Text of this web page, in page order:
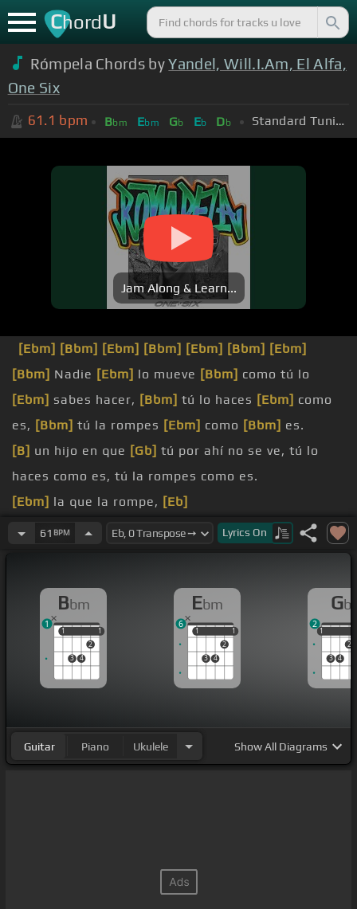
ChordU
Rómpela Chords byYandel, Will.I.Am, El Alfa,
One Six
61.1 bpm Bbm Ebm Gb Eb Db Standard Tuning (EADGBE)
Jam Along & Learn...
[Ebm] [Bbm] [Ebm] [Bbm] [Ebm] [Bbm] [Ebm]
[Bbm] Nadie [Ebm] lo mueve [Bbm] como tú lo
[Ebm] sabes hacer, [Bbm] tú lo haces [Ebm] como
es, [Bbm] tú la rompes [Ebm] como [Bbm] es.
[B] un hijo en que [Gb] tú por ahí no se ve, tú lo
haces como es, tú la rompes como es.
[Ebm] la que la rompe, [Eb]
la rompe, la rompe, la rompe, la[Bbm]rompe.
es lo que, llame a
en PR,[Db] RDE,
componerle[Ebm] de una vez,[Db]pa'
joderle de una vez.
[Ebm]
cara de muñeca, [Bbm]just like a
[Ebm]feel good night,
61 BPM Lyrics On
Bbm
1
3 4
2
1
1 1
1
Ebm
1
3 4
2
1
1 1
6
Gb
1
3 4
2
1
2
Guitar Piano Ukulele ShowAll Diagrams